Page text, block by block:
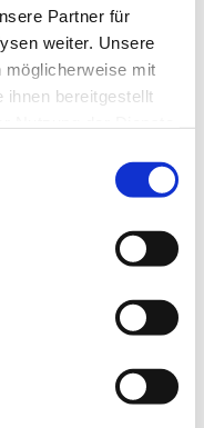
Partner für
weiter. Unsere
möglicherweise mit
ihnen bereitgestellt
Anhängerkupplung
Lieferumfang für
Montageanleitung
Anhängerkupplung